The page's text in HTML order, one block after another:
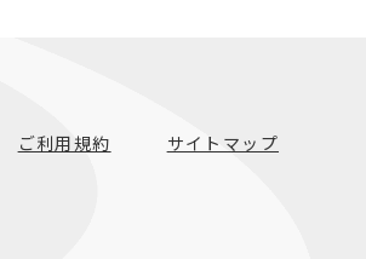
ご利用規約 サイトマップ